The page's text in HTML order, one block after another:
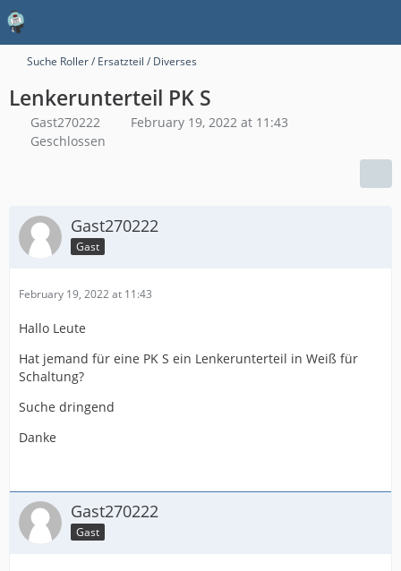
Suche Roller / Ersatzteil / Diverses
Lenkerunterteil PK S
Gast270222
February 19, 2022 at 11:43
Geschlossen
Gast270222
Gast
February 19, 2022 at 11:43
Hallo Leute
Hat jemand für eine PK S ein Lenkerunterteil in Weiß für
Schaltung?
Suche dringend
Danke
Gast270222
Gast